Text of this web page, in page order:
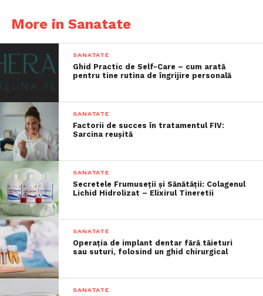
More in Sanatate
SANATATE
Ghid Practic de Self-Care – cum arată
pentru tine rutina de îngrijire personală
SANATATE
Factorii de succes în tratamentul FIV:
Sarcina reușită
SANATATE
Secretele Frumuseții și Sănătății: Colagenul
Lichid Hidrolizat – Elixirul Tineretii
SANATATE
Operația de implant dentar fără tăieturi
sau suturi, folosind un ghid chirurgical
SANATATE